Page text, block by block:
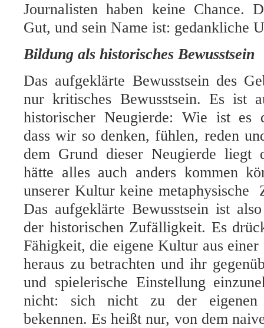
Journalisten haben keine Chance.
Gut, und sein Name ist: gedankliche
Bildung als historisches Bewusstsein
Das aufgeklärte Bewusstsein des
nur kritisches Bewusstsein. Es ist
historischer Neugierde: Wie ist es
dass wir so denken, fühlen, reden
dem Grund dieser Neugierde liegt
hätte alles auch anders kommen
unserer Kultur keine metaphysische
Das aufgeklärte Bewusstsein ist
der historischen Zufälligkeit. Es
Fähigkeit, die eigene Kultur aus einer
heraus zu betrachten und ihr
und spielerische Einstellung
nicht: sich nicht zu der eigenen
bekennen. Es heißt nur, von dem